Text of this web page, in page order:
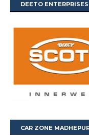
DEETO ENTERPRISES
CAR ZONE